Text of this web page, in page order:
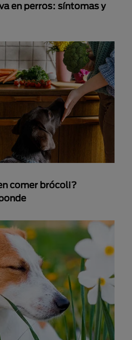
en perros: síntomas y
comer brócoli?